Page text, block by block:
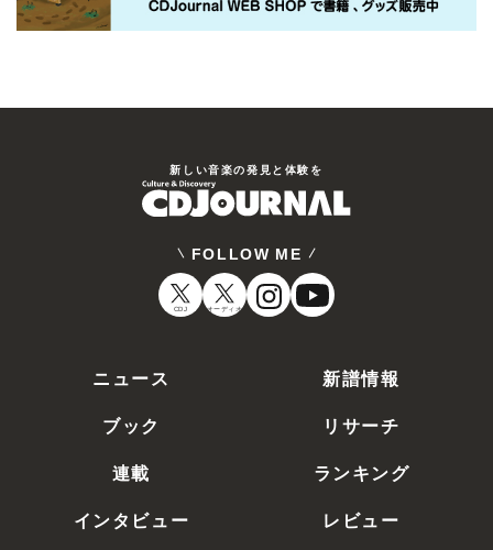
新しい⾳楽の発⾒と体験を
FOLLOW ME
CDJ オーディオ
ニュース
新譜情報
ブック
リサーチ
連載
ランキング
インタビュー
レビュー